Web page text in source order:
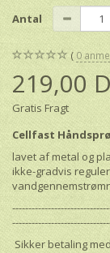
Antal
0
219,00
Gratis Fragt
Cellfast
lavet af metal og
ikke-gradvis
Sikker betaling